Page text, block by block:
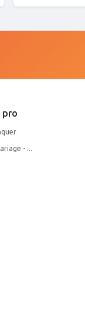
pro
- ...